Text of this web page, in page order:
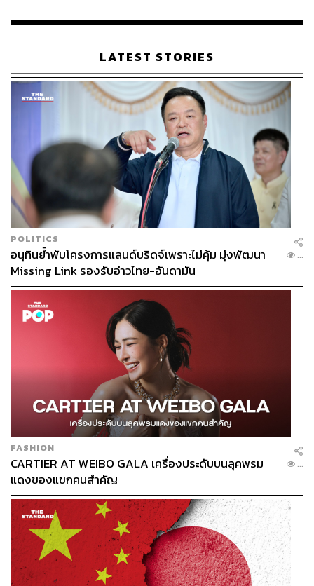
และสังคมที่ยังคงเป็นประเด็นเรื้อรังมาจวบจนปัจจุบัน ซึ่งที่
หนี้ครัวเรือนมาโดยตลอด โดยมีแนวทางการพิจารณาความ
สามารถในการชำระหนี้ ไม่ว่าจะเป็นการรวบหนี้ (Debt
Consolidation) การแก้ปัญหาหนี้เรื้อรัง (Persistent Debt)
หรือมาตรการ “คุณสู้ เราช่วย” แต่ท้ายสุดแล้ว การปลูกฝัง
ทัศนคติและวินัยทางการเงินที่ดีตั้งแต่อายุยังน้อย และสร้าง
แรงจูงใจที่จะก่อหนี้ในระดับที่เหมาะสมกับความสามารถ จะ
ช่วยลดภาระหนี้ของคนไทยได้อย่างยั่งยืน
ภาพ: 1000 Words / Shutterstock
สามารถติดตาม THE STANDARD WEALTH
ผ่านแอปพลิเคชันต่างๆ ที่คุณสะดวกหรือใช้งานอยู่แล้วได้เลย
การเกษียณอายุ หนี้เสีย หนี้นอกระบบ
หนี้ครัวเรือน
ABOUT THE AUTHOR
ประลองยุทธ ผงงอย
THE STANDARD WEALTH Feature Editor
เรือนไทยที่ถูกซุกไว้
LATEST STORIES
POLITICS
อนุทินย้ำพับโครงการแลนด์บริดจ์เพราะไม่คุ้ม มุ่งพัฒนา
Missing Link รองรับอ่าวไทย-อันดามัน
...
FASHION
CARTIER AT WEIBO GALA เครื่องประดับบนลุคพรม
แดงของแขกคนสำคัญ
...